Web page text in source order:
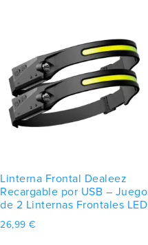
Linterna Frontal Dealeez
Recargable por USB – Juego
de 2 Linternas Frontales LED
26,99 €